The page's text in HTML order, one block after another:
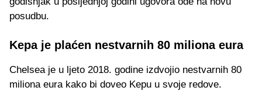
posudbu.
Kepa je plaćen nestvarnih 80 miliona eura
Chelsea je u ljeto 2018. godine izdvojio nestvarnih 80
miliona eura kako bi doveo Kepu u svoje redove.